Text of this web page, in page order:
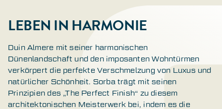
LEBEN IN HARMONIE
Duin Almere mit seiner harmonischen
Dünenlandschaft und den imposanten Wohntürmen
verkörpert die perfekte Verschmelzung von Luxus und
natürlicher Schönheit. Sorba trägt mit seinen
Prinzipien des „The Perfect Finish“ zu diesem
architektonischen Meisterwerk bei, indem es die